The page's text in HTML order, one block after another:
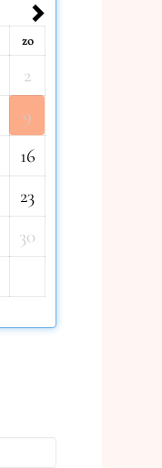
zo
2
9
16
23
30